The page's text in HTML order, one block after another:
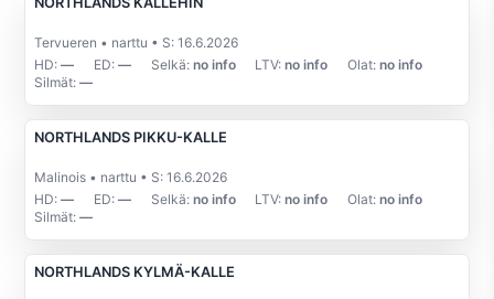
Tervueren • narttu • S: 16.6.2026
HD:— ED: — Selkä: no info LTV:no info Olat: no info
Silmät:—
NORTHLANDS PIKKU-KALLE
Malinois • narttu • S: 16.6.2026
HD:— ED: — Selkä: no info LTV:no info Olat: no info
Silmät:—
NORTHLANDS KYLMÄ-KALLE